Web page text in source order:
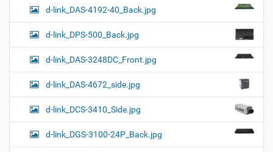
d-link_DAS-4192-40_Back.jpg
d-link_DPS-500_Back.jpg
d-link_DAS-3248DC_Front.jpg
d-link_DAS-4672_side.jpg
d-link_DCS-3410_Side.jpg
d-link_DGS-3100-24P_Back.jpg